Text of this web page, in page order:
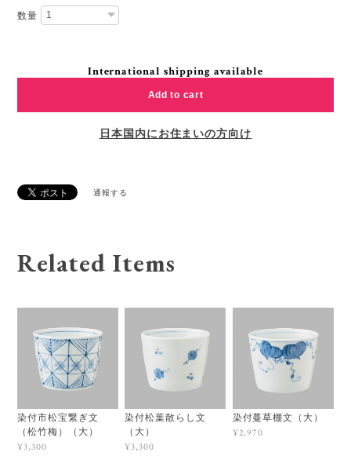
数量
International shipping available
Add to cart
日本国内にお住まいの方向け
通報する
Related Items
染付市松宝繋ぎ文
（松竹梅）（大）
¥3,300
染付松葉散らし文
（大）
¥3,300
染付蔓草棚文（大）
¥2,970